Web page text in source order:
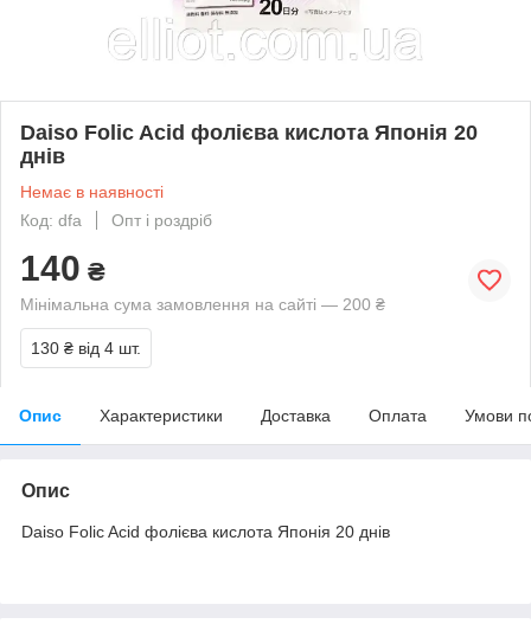
Daiso Folic Acid фолієва кислота Японія 20
днів
Немає в наявності
Код: dfa
Опт і роздріб
140 ₴
Мінімальна сума замовлення на сайті — 200 ₴
130 ₴ від 4 шт.
Опис Характеристики Доставка Оплата Умови
Опис
Daiso Folic Acid фолієва кислота Японія 20 днів